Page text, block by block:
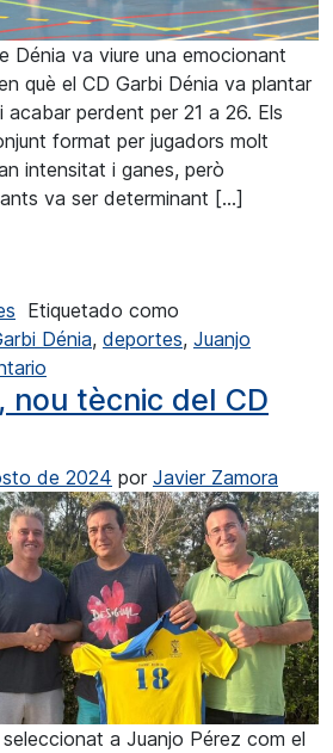
Dénia va viure una emocionant
què el CD Garbi Dénia va plantar
perdent per 21 a 26. Els
format per jugadors molt
intensitat i ganes, però
va ser determinant […]
Etiquetado como
Dénia, deportes, Juanjo
nou tècnic del CD
de 2024 por Javier Zamora
a Juanjo Pérez com el